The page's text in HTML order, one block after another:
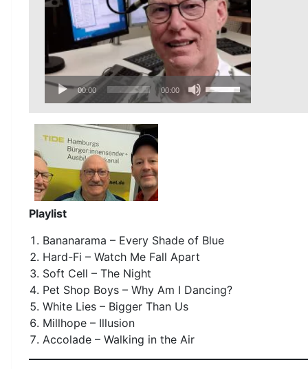
zu
regeln.
Audio-
Player
00:00 00:00
Pfeiltasten
Hoch/Runter
Playlist
Bananarama – Every Shade of Blue
Hard-Fi – Watch Me Fall Apart
Soft Cell – The Night
Pet Shop Boys – Why Am I Dancing?
White Lies – Bigger Than Us
Millhope – Illusion
Accolade – Walking in the Air